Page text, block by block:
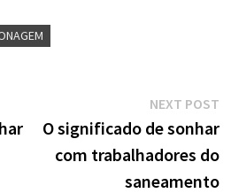
NEXT POST
O significado de sonhar
com trabalhadores do
saneamento